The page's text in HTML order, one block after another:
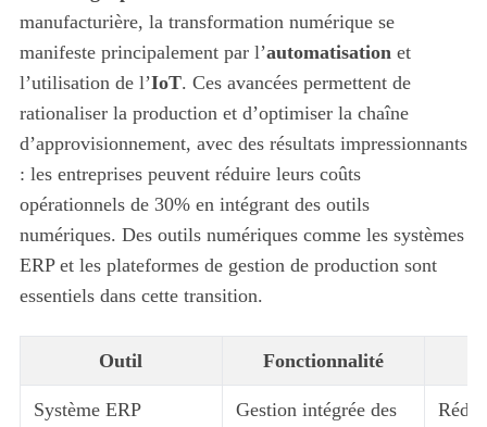
manufacturière, la transformation numérique se
manifeste principalement par l’automatisationet
l’utilisation de l’IoT. Ces avancées permettent de
rationaliser la production et d’optimiser la chaîne
d’approvisionnement, avec des résultats impressionnants
: les entreprises peuvent réduire leurs coûts
opérationnels de 30% en intégrant des outils
numériques. Des outils numériques comme les systèmes
ERP et les plateformes de gestion de production sont
essentiels dans cette transition.
Outil Fonctionnalité
Système ERP
Gestion intégrée des